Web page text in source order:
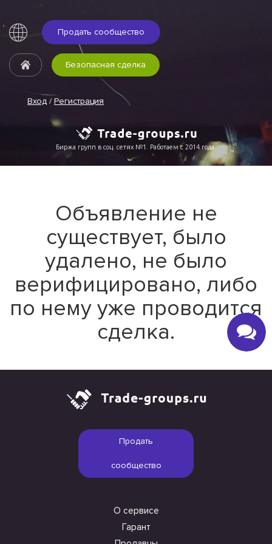
Продать сообщество
Вход / Регистрация
Безопасная сделка
Биржа групп в соц. сетях №1. Работаем с 2014 года.
Объявление не
существует, было
удалено, не было
верифицировано, либо
по нему уже проводится
сделка.
Продать
сообщество
О сервисе
Гарант